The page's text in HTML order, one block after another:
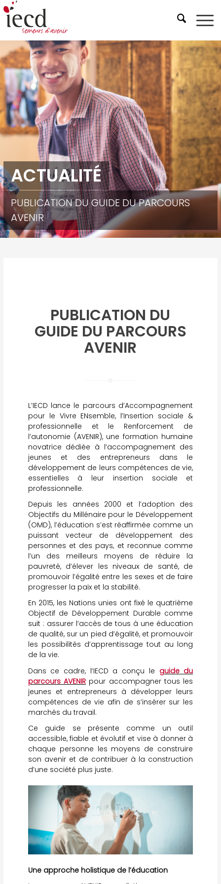
ACTUALITÉ
PUBLICATION DU GUIDE DU PARCOURS
AVENIR
PUBLICATION DU
GUIDE DU PARCOURS
AVENIR
L’IECD lance le parcours d’Accompagnement
pour le Vivre ENsemble, l’Insertion sociale &
professionnelle et le Renforcement de
l’autonomie (AVENIR), une formation humaine
novatrice dédiée à l’accompagnement des
jeunes et des entrepreneurs dans le
développement de leurs compétences de vie,
essentielles à leur insertion sociale et
professionnelle.
Depuis les années 2000 et l’adoption des
Objectifs du Millénaire pour le Développement
(OMD), l’éducation s’est réaffirmée comme un
puissant vecteur de développement des
personnes et des pays, et reconnue comme
l’un des meilleurs moyens de réduire la
pauvreté, d’élever les niveaux de santé, de
promouvoir l’égalité entre les sexes et de faire
progresser la paix et la stabilité.
En 2015, les Nations unies ont fixé le quatrième
Objectif de Développement Durable comme
suit : assurer l’accès de tous à une éducation
de qualité, sur un pied d’égalité, et promouvoir
les possibilités d’apprentissage tout au long
de la vie.
Dans ce cadre, l’IECD a conçu le guide du
parcours AVENIR pour accompagner tous les
jeunes et entrepreneurs à développer leurs
compétences de vie afin de s’insérer sur les
marchés du travail.
Ce guide se présente comme un outil
accessible, fiable et évolutif et vise à donner à
chaque personne les moyens de construire
son avenir et de contribuer à la construction
d’une société plus juste.
Une approche holistique de l’éducation